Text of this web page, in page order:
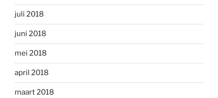
juli 2018
juni 2018
mei 2018
april 2018
maart 2018